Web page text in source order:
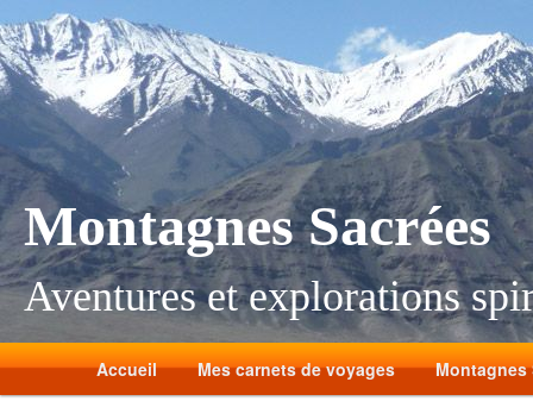
Montagnes Sacrées
Aventures et explorations
Accueil Mes carnets de voyages Montagnes